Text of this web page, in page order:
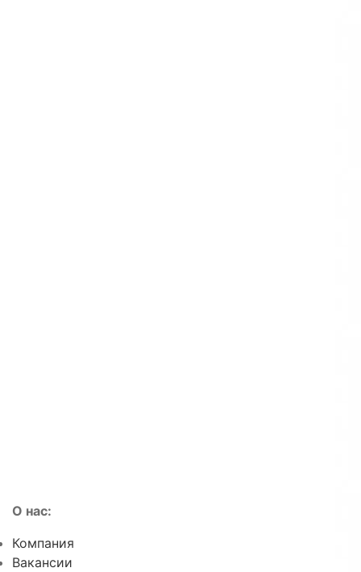
О нас:
Компания
Вакансии